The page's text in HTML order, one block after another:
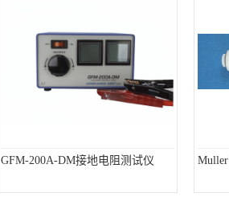
GFM-200A-DM接地电阻测试仪